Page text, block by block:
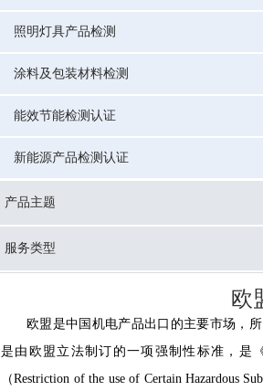
照明灯具产品检测
涂料及包装材料检测
能效节能检测认证
新能源产品检测认证
产品主题
服务类型
欧
欧盟是中国机电产品出口的主要市场，
是由欧盟立法制订的一项强制性标准，是
（Restriction of the use of Certain Hazardous